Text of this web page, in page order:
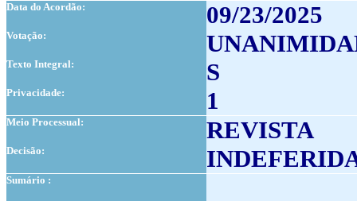
Data do Acordão: 09/23/2025
Votação:
Texto Integral: S
Privacidade: 1
Meio Processual: REVISTA
Decisão:
Sumário :